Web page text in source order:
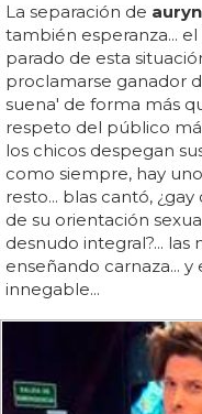
La separación de auryn
también esperanza...
parado de esta
proclamarse ganador
suena' de forma más
respeto del público
los chicos despegan
como siempre, hay
resto... blas cantó,
de su orientación
desnudo integral?...
enseñando carnaza...
innegable...